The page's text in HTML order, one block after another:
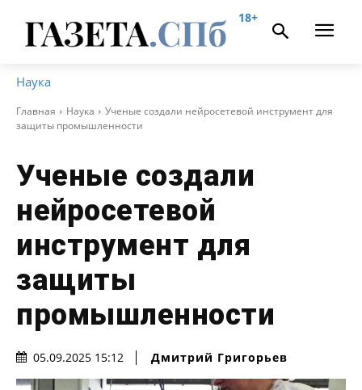
18+
Наука
Главная Наука
Ученые создали нейросетевой инструмент для
защиты промышленности
Ученые создали
нейросетевой
инструмент для
защиты
промышленности
05.09.2025 15:12 Дмитрий Григорьев